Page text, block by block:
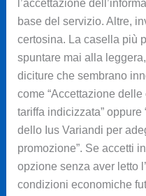
l’accettazione
base del servizio. Altre,
certosina. La casella più
spuntare mai alla
diciture che sembrano
come “Accettazione
tariffa indicizzata” oppure
dello Ius Variandi per
promozione”. Se accetti
opzione senza aver letto
condizioni economiche